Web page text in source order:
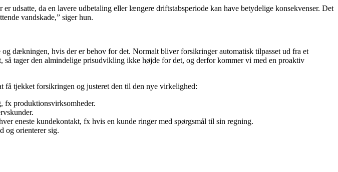
udsatte, da en lavere udbetaling eller længere driftstabsperiode kan have betydelige konsekvenser. Det
vandskade,” siger hun.
dækningen, hvis der er behov for det. Normalt bliver forsikringer automatisk tilpasset ud fra et
tager den almindelige prisudvikling ikke højde for det, og derfor kommer vi med en proaktiv
få tjekket forsikringen og justeret den til den nye virkelighed:
fx produktionsvirksomheder.
eneste kundekontakt, fx hvis en kunde ringer med spørgsmål til sin regning.
og orienterer sig.